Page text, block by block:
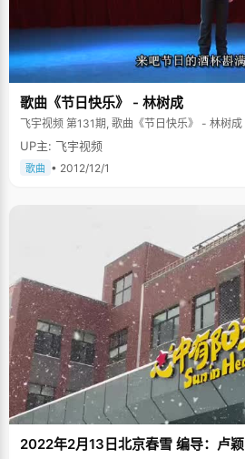
歌曲《节日快乐》 - 林树成
飞宇视频 第131期, 歌曲《节日快乐》 - 林树成
UP主: 飞宇视频
歌曲 • 2012/12/1
2022年2月13日北京春雪 编导：卢颖